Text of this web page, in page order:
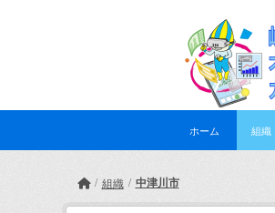
ホーム 組織
組織 中津川市